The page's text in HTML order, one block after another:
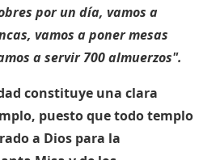
por un día, vamos a
vamos a poner mesas
a servir 700 almuerzos".
constituye una clara
puesto que todo templo
a Dios para la